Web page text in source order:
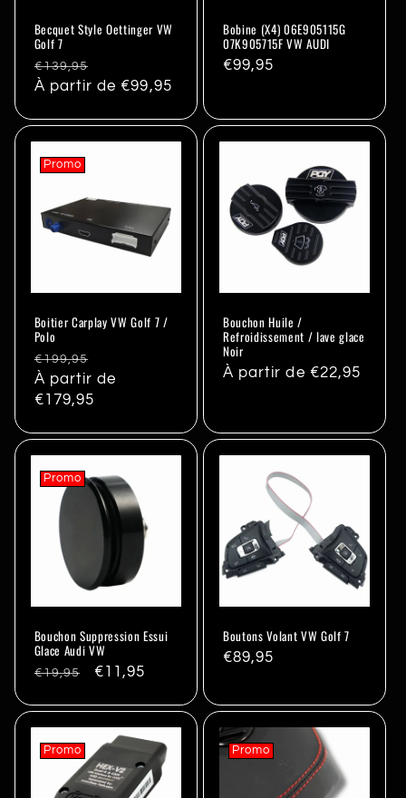
Becquet Style Oettinger VW
Golf 7
Prix
habituel
€139,95
À partir de €99,95
Bobine (X4) 06E905115G
07K905715F VW AUDI
Prix
€99,95
Promo
Boitier Carplay VW Golf 7 /
Polo
Prix
habituel
€199,95
À partir de
€179,95
Bouchon Huile /
Refroidissement / lave glace
Noir
Prix
À partir de €22,95
Promo
Bouchon Suppression Essui
Glace Audi VW
Prix
€19,95 Promo
€11,95
Boutons Volant VW Golf 7
Prix
€89,95
Promo Promo